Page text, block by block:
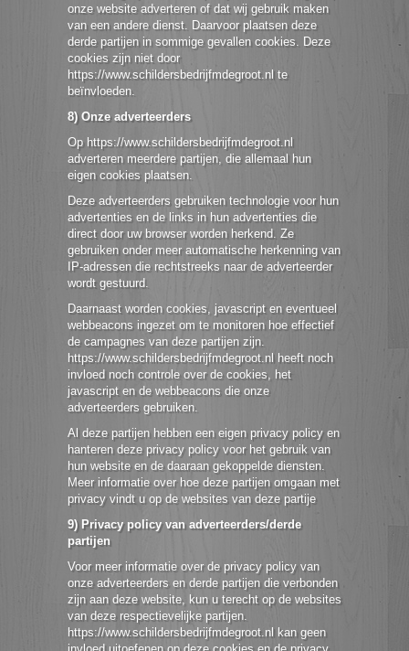
onze website adverteren of dat wij gebruik maken
van een andere dienst. Daarvoor plaatsen deze
derde partijen in sommige gevallen cookies. Deze
cookies zijn niet door
https://www.schildersbedrijfmdegroot.nl te
beïnvloeden.
8) Onze adverteerders
Op https://www.schildersbedrijfmdegroot.nl
adverteren meerdere partijen, die allemaal hun
eigen cookies plaatsen.
Deze adverteerders gebruiken technologie voor hun
advertenties en de links in hun advertenties die
direct door uw browser worden herkend. Ze
gebruiken onder meer automatische herkenning van
IP-adressen die rechtstreeks naar de adverteerder
wordt gestuurd.
Daarnaast worden cookies, javascript en eventueel
webbeacons ingezet om te monitoren hoe effectief
de campagnes van deze partijen zijn.
https://www.schildersbedrijfmdegroot.nl heeft noch
invloed noch controle over de cookies, het
javascript en de webbeacons die onze
adverteerders gebruiken.
Al deze partijen hebben een eigen privacy policy en
hanteren deze privacy policy voor het gebruik van
hun website en de daaraan gekoppelde diensten.
Meer informatie over hoe deze partijen omgaan met
privacy vindt u op de websites van deze partije
9) Privacy policy van adverteerders/derde
partijen
Voor meer informatie over de privacy policy van
onze adverteerders en derde partijen die verbonden
zijn aan deze website, kun u terecht op de websites
van deze respectievelijke partijen.
https://www.schildersbedrijfmdegroot.nl kan geen